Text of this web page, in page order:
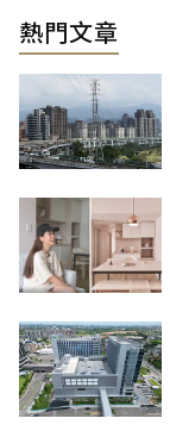
熱門文章